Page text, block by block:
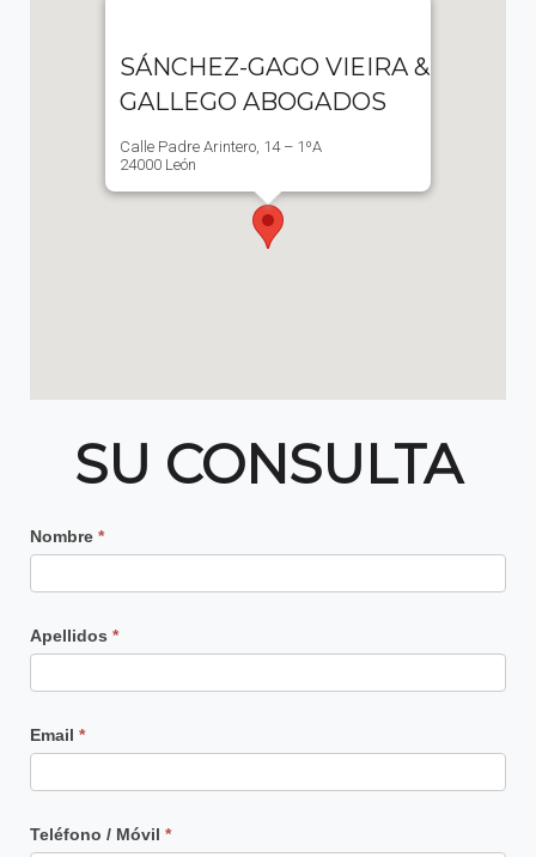
SÁNCHEZ-GAGO VIEIRA &
GALLEGO ABOGADOS
Calle Padre Arintero, 14 – 1ºA
24000 León
SU CONSULTA
Contacto
Principal
Nombre *
Apellidos *
Email *
Teléfono / Móvil *